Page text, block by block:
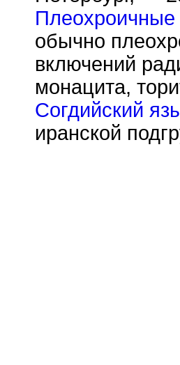
обычно
включений
монацита,
Согдийский
иранской